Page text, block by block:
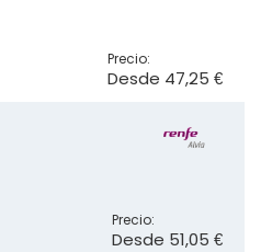
Precio:
Desde 47,25 €
Precio:
Desde 51,05 €